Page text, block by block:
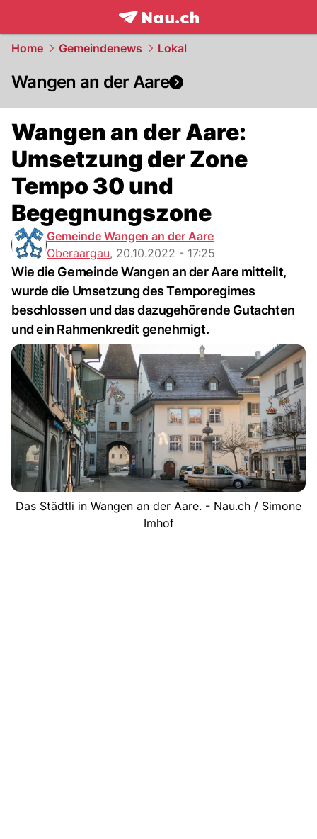
frontpage.NAU.ch
Home Gemeindenews Lokal
Wangen an der Aare
Wangen an der Aare:
Umsetzung der Zone
Tempo 30 und
Begegnungszone
Gemeinde Wangen an der Aare
Oberaargau, 20.10.2022 - 17:25
Wie die Gemeinde Wangen an der Aare mitteilt,
wurde die Umsetzung des Temporegimes
beschlossen und das dazugehörende Gutachten
und ein Rahmenkredit genehmigt.
Das Städtli in Wangen an der Aare. - Nau.ch / Simone
Imhof